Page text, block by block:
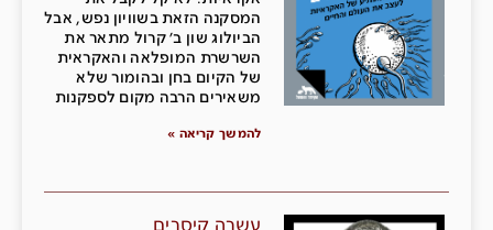
המסקנה הזאת בשוויון נפש, אבל
הביולוג שון ב' קרול מתאר את
השרשרת המופלאה והאקראית
של הקיום בחן ובהומור שלא
משאירים הרבה מקום לספקנות
להמשך קריאה »